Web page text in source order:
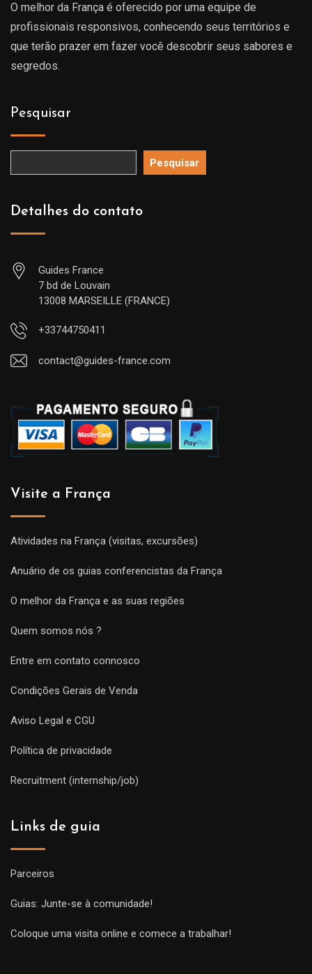
O melhor da França é oferecido por uma equipe de
profissionais responsivos, conhecendo seus territórios e
que terão prazer em fazer você descobrir seus sabores e
segredos.
Pesquisar
Pesquisar
Detalhes do contato
Guides France
7 bd de Louvain
13008 MARSEILLE (FRANCE)
+33744750411
contact@guides-france.com
Visite a França
Atividades na França (visitas, excursões)
Anuário de os guias conferencistas da França
O melhor da França e as suas regiões
Quem somos nós ?
Entre em contato connosco
Condições Gerais de Venda
Aviso Legal e CGU
Política de privacidade
Recruitment (internship/job)
Links de guia
Parceiros
Guias: Junte-se à comunidade!
Coloque uma visita online e comece a trabalhar!